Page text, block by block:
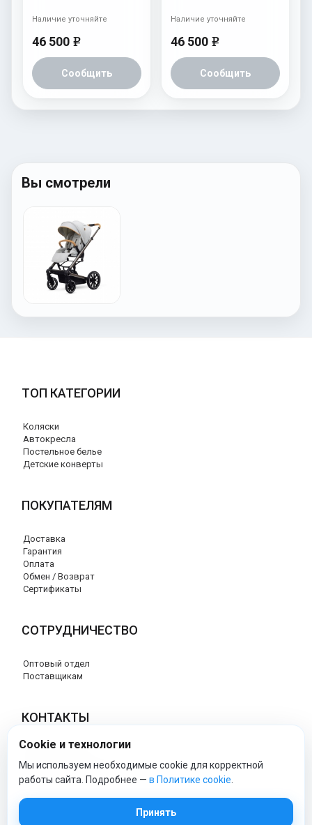
46 500 e
Сообщить
Наличие уточняйте
46 500 e
Сообщить
Наличие уточняйте
Вы смотрели
ТОП КАТЕГОРИИ
Коляски
Автокресла
Постельное белье
Детские конверты
ПОКУПАТЕЛЯМ
Доставка
Гарантия
Оплата
Обмен / Возврат
Сертификаты
СОТРУДНИЧЕСТВО
Оптовый отдел
Поставщикам
КОНТАКТЫ
8 (800) 707-76-34
info@esspero-market.ru
Cookie и технологии
Мы используем необходимые cookie для корректной
работы сайта. Подробнее — в Политике cookie
Принять